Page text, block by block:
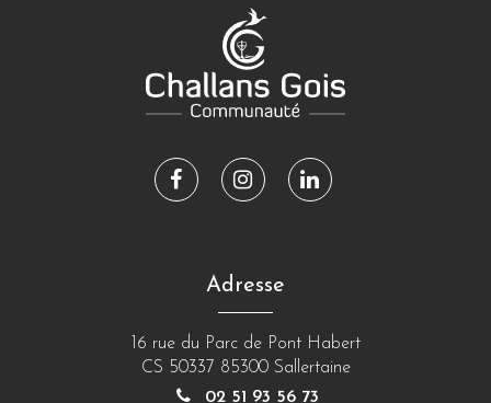
Lien
Facebook
Lien
Instagram
Lien
Adresse
16 rue du Parc de Pont Habert
CS 50337 85300 Sallertaine
02 51 93 56 73